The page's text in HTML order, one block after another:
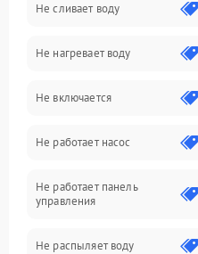
Электропитание
Датчики
Нагрев
Вода
Гигиена
Программное обеспечение
Не сливает воду
Не нагревает воду
Не включается
Не работает насос
Не работает панель
управления
Не распыляет воду